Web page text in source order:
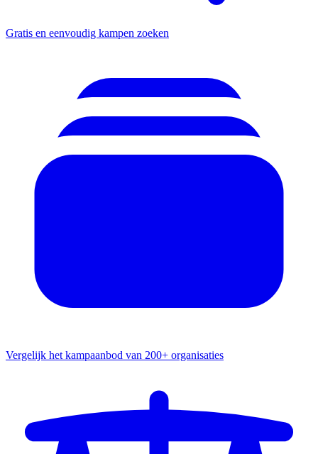
Gratis en eenvoudig kampen zoeken
Vergelijk het kampaanbod van 200+ organisaties